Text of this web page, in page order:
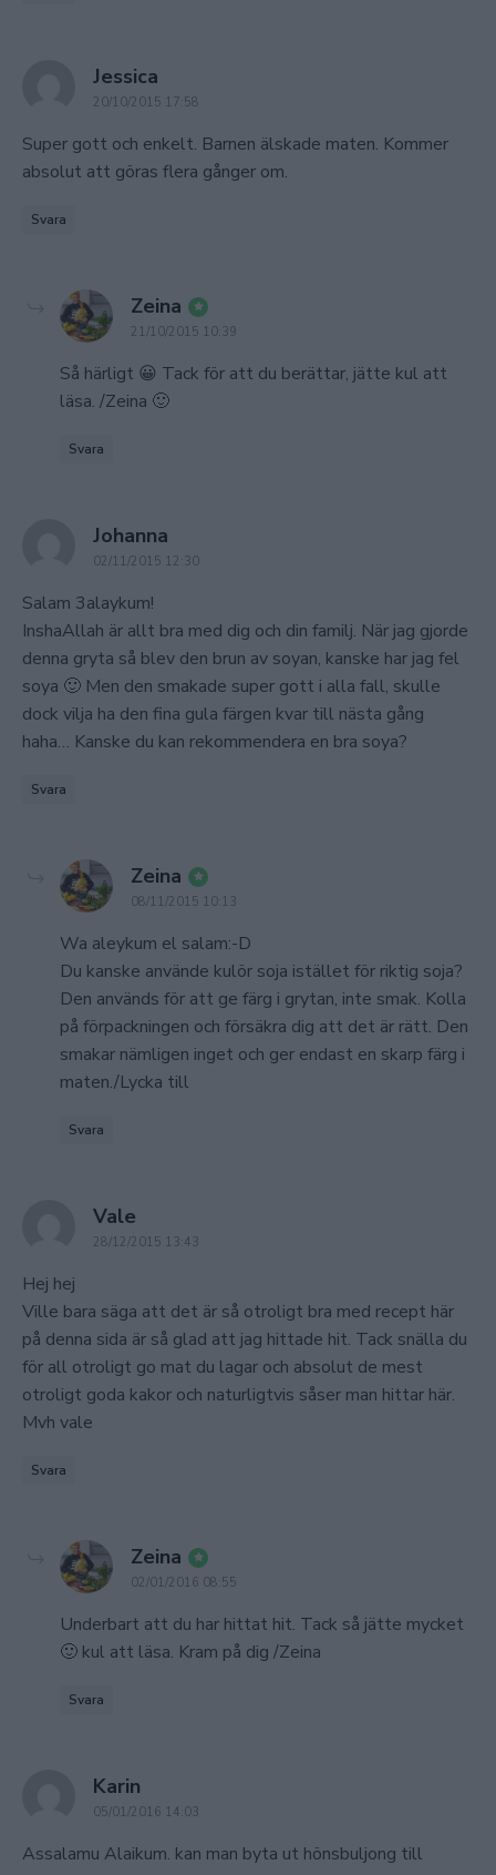
Jessica
20/10/2015 17:58
Super gott och enkelt. Barnen älskade maten. Kommer
absolut att göras flera gånger om.
Svara
Zeina says:
21/10/2015 10:39
Så härligt 😀 Tack för att du berättar, jätte kul att
läsa. /Zeina 🙂
Svara
Johanna
02/11/2015 12:30
Salam 3alaykum!
InshaAllah är allt bra med dig och din familj. När jag gjorde
denna gryta så blev den brun av soyan, kanske har jag fel
soya 🙂 Men den smakade super gott i alla fall, skulle
dock vilja ha den fina gula färgen kvar till nästa gång
haha… Kanske du kan rekommendera en bra soya?
Svara
Zeina says:
08/11/2015 10:13
Wa aleykum el salam:-D
Du kanske använde kulör soja istället för riktig soja?
Den används för att ge färg i grytan, inte smak. Kolla
på förpackningen och försäkra dig att det är rätt. Den
smakar nämligen inget och ger endast en skarp färg i
maten./Lycka till
Svara
Vale
28/12/2015 13:43
Hej hej
Ville bara säga att det är så otroligt bra med recept här
på denna sida är så glad att jag hittade hit. Tack snälla du
för all otroligt go mat du lagar och absolut de mest
otroligt goda kakor och naturligtvis såser man hittar här.
Mvh vale
Svara
Zeina says:
02/01/2016 08:55
Underbart att du har hittat hit. Tack så jätte mycket
🙂 kul att läsa. Kram på dig /Zeina
Svara
Karin
05/01/2016 14:03
Assalamu Alaikum. kan man byta ut hönsbuljong till